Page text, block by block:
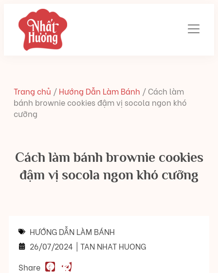
Trang chủ / Hướng Dẫn Làm Bánh / Cách làm
bánh brownie cookies đậm vị socola ngon khó
cưỡng
Cách làm bánh brownie cookies
đậm vị socola ngon khó cưỡng
HƯỚNG DẪN LÀM BÁNH
26/07/2024 | TAN NHAT HUONG
Share